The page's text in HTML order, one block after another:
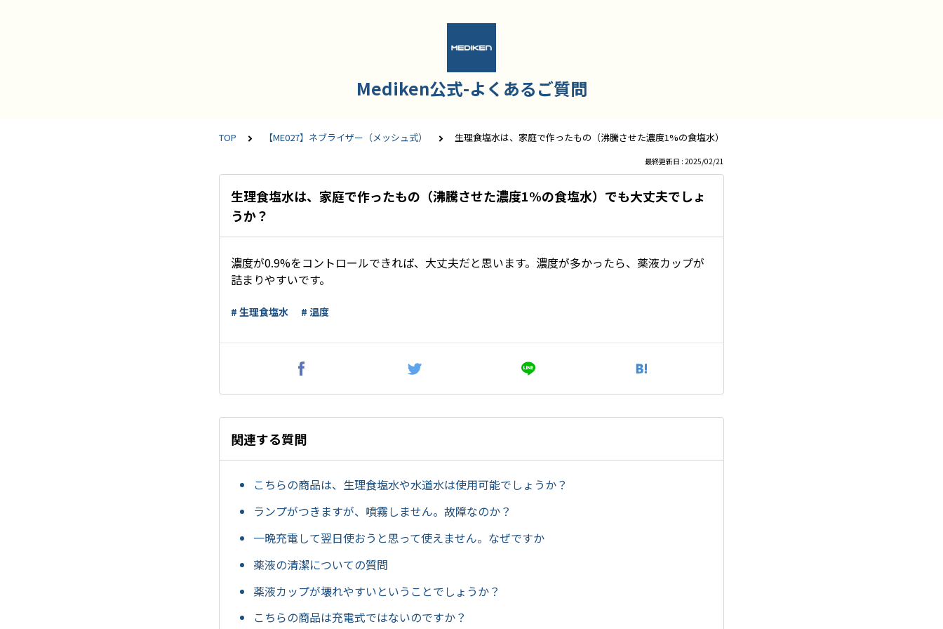
Mediken公式-よくあるご質問
TOP 【ME027】ネブライザー（メッシュ式） 生理食塩水は、家庭で作ったもの（沸騰させた濃度1%の食塩水）でも大丈夫でしょうか？
最終更新日 : 2025/02/21
生理食塩水は、家庭で作ったもの（沸騰させた濃度1%の食塩水）でも大丈夫でしょ
うか？
濃度が0.9%をコントロールできれば、大丈夫だと思います。濃度が多かったら、薬液カップが
詰まりやすいです。
# 生理食塩水 # 温度
関連する質問
こちらの商品は、生理食塩水や水道水は使用可能でしょうか？
ランプがつきますが、噴霧しません。故障なのか？
一晩充電して翌日使おうと思って使えません。なぜですか
薬液の清潔についての質問
薬液カップが壊れやすいということでしょうか？
こちらの商品は充電式ではないのですか？